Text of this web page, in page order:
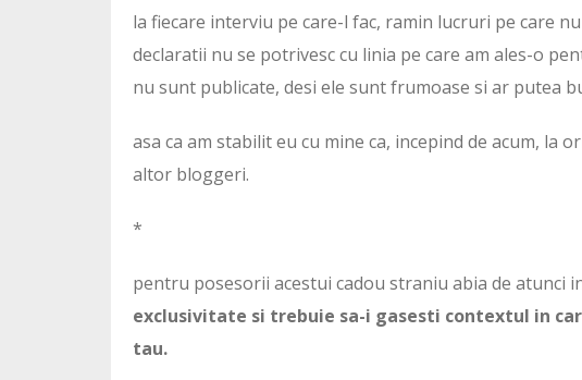
la fiecare interviu pe care-l fac, ramin lucruri pe care
declaratii nu se potrivesc cu linia pe care am ales-o
nu sunt publicate, desi ele sunt frumoase si ar putea
asa ca am stabilit eu cu mine ca, incepind de acum, la
altor bloggeri.
*
pentru posesorii acestui cadou straniu abia de atunci
exclusivitate si trebuie sa-i gasesti contextul in
tau.